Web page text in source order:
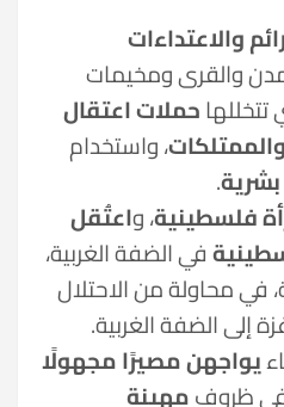
والاعتداءات
والقرى ومخيمات
تتخللهاحملات اعتقال
، واستخدام
.
، واعتُقل
في الضفة الغربية،
في محاولة من الاحتلال
إلى الضفة الغربية.
يواجهن مصيرًا مجهولًا
في ظروفمهينة